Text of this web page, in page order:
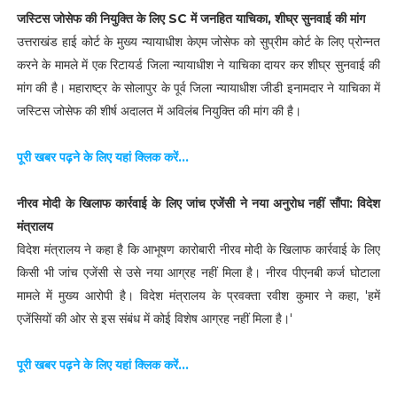
जस्टिस जोसेफ की नियुक्ति के लिए SC में जनहित याचिका, शीघ्र सुनवाई की मांग
उत्तराखंड हाई कोर्ट के मुख्य न्यायाधीश केएम जोसेफ को सुप्रीम कोर्ट के लिए प्रोन्नत
करने के मामले में एक रिटायर्ड जिला न्यायाधीश ने याचिका दायर कर शीघ्र सुनवाई की
मांग की है। महाराष्ट्र के सोलापुर के पूर्व जिला न्यायाधीश जीडी इनामदार ने याचिका में
जस्टिस जोसेफ की शीर्ष अदालत में अविलंब नियुक्ति की मांग की है।
पूरी खबर पढ़ने के लिए यहां क्लिक करें...
नीरव मोदी के खिलाफ कार्रवाई के लिए जांच एजेंसी ने नया अनुरोध नहीं सौंपा: विदेश
मंत्रालय
विदेश मंत्रालय ने कहा है कि आभूषण कारोबारी नीरव मोदी के खिलाफ कार्रवाई के लिए
किसी भी जांच एजेंसी से उसे नया आग्रह नहीं मिला है। नीरव पीएनबी कर्ज घोटाला
मामले में मुख्य आरोपी है। विदेश मंत्रालय के प्रवक्ता रवीश कुमार ने कहा, 'हमें
एजेंसियों की ओर से इस संबंध में कोई विशेष आग्रह नहीं मिला है।'
पूरी खबर पढ़ने के लिए यहां क्लिक करें...